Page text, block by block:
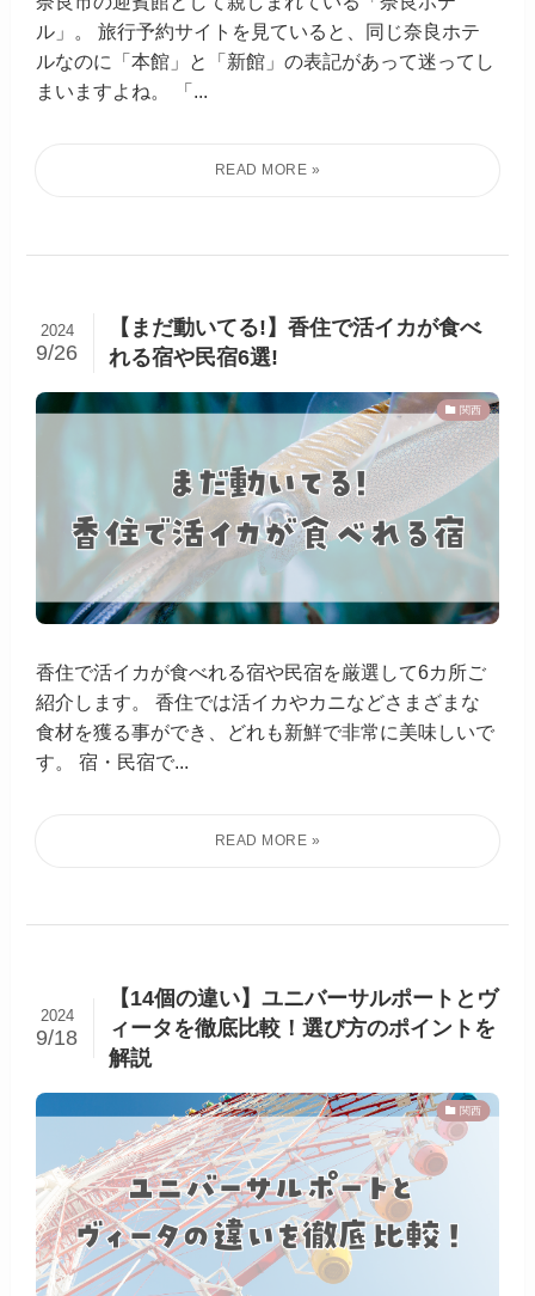
ル」。 旅行予約サイトを見ていると、同じ奈良ホテ
ルなのに「本館」と「新館」の表記があって迷ってし
まいますよね。 「...
【まだ動いてる!】香住で活イカが食べ
れる宿や民宿6選!
2024
9/26
関西
香住で活イカが食べれる宿や民宿を厳選して6カ所ご
紹介します。 香住では活イカやカニなどさまざまな
食材を獲る事ができ、どれも新鮮で非常に美味しいで
す。 宿・民宿で...
【14個の違い】ユニバーサルポートとヴ
ィータを徹底比較！選び方のポイントを
解説
2024
9/18
関西